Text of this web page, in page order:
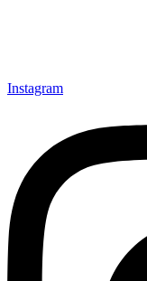
Instagram